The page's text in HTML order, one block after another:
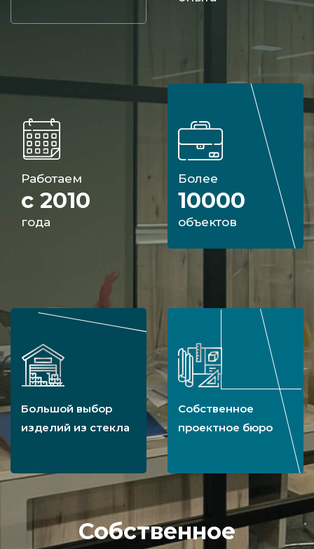
Работаем
с 2010
года
Более
10000
объектов
Большой выбор
изделий из стекла
Собственное
проектное бюро
Собственное